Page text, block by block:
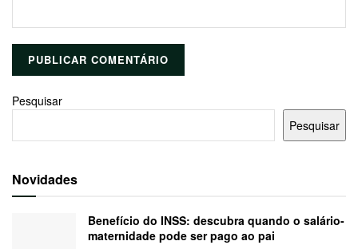
Pesquisar
Pesquisar
Novidades
Benefício do INSS: descubra quando o salário-
maternidade pode ser pago ao pai